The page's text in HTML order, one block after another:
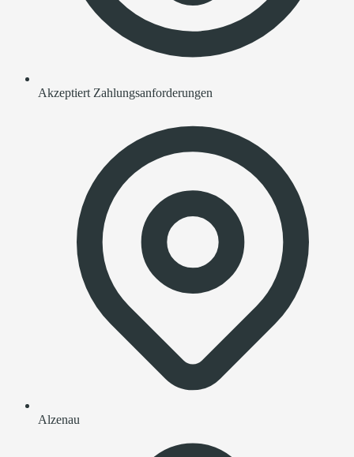
Akzeptiert Zahlungsanforderungen
Alzenau